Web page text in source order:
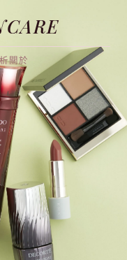
關於